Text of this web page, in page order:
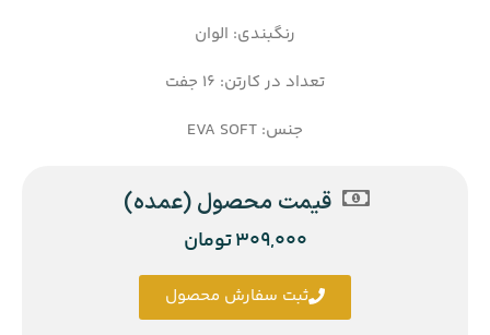
رنگبندی: الوان
تعداد در کارتن: 16 جفت
جنس: EVA SOFT
قیمت محصول (عمده)
309,000تومان
ثبت سفارش محصول